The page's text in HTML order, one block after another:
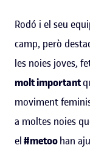
Rodó i el seu
camp, però
les noies joves,
molt important
moviment
a moltes noies
el#metoohan